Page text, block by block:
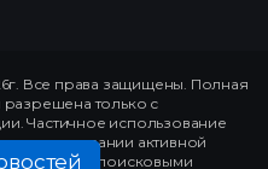
Все права защищены. Полная
разрешена только с
Частичное использование
использовании активной
поисковыми